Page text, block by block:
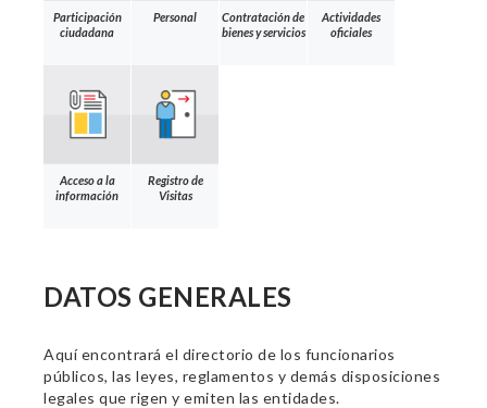
Participación
ciudadana
Personal
Contratación de
bienes y servicios
Actividades
oficiales
Acceso a la
información
Registro de
Visitas
DATOS GENERALES
Aquí encontrará el directorio de los funcionarios
públicos, las leyes, reglamentos y demás disposiciones
legales que rigen y emiten las entidades.